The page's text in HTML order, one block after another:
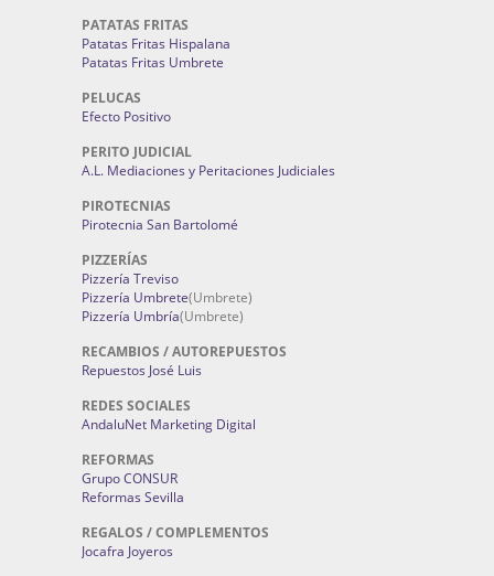
PATATAS FRITAS
Patatas Fritas Hispalana
Patatas Fritas Umbrete
PELUCAS
Efecto Positivo
PERITO JUDICIAL
A.L. Mediaciones y Peritaciones Judiciales
PIROTECNIAS
Pirotecnia San Bartolomé
PIZZERÍAS
Pizzería Treviso
Pizzería Umbrete(Umbrete)
Pizzería Umbría(Umbrete)
RECAMBIOS / AUTOREPUESTOS
Repuestos José Luis
REDES SOCIALES
AndaluNet Marketing Digital
REFORMAS
Grupo CONSUR
Reformas Sevilla
REGALOS / COMPLEMENTOS
Jocafra Joyeros